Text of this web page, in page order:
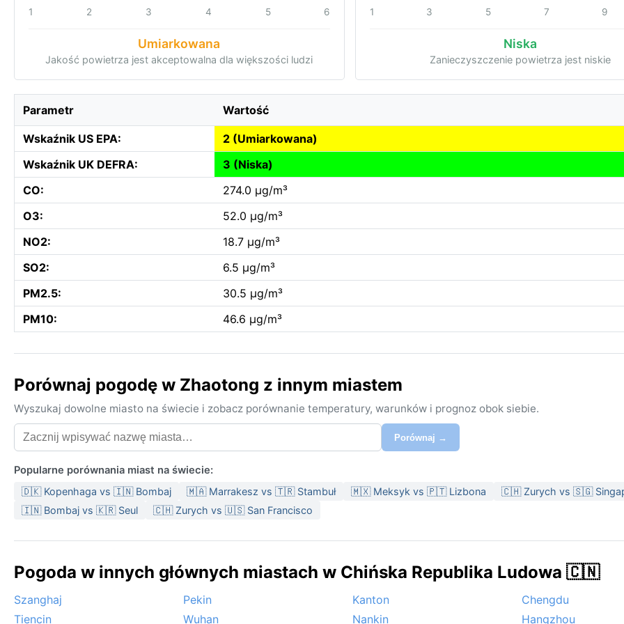
1 2 3 4 5 6
Umiarkowana
Jakość powietrza jest akceptowalna dla większości ludzi
1 3 5 7 9
Niska
Zanieczyszczenie powietrza jest niskie
Parametr Wartość
Wskaźnik US EPA:
2 (Umiarkowana)
Wskaźnik UK DEFRA:
3 (Niska)
CO:
274.0 µg/m³
O3:
52.0 µg/m³
NO2:
18.7 µg/m³
SO2:
6.5 µg/m³
PM2.5:
30.5 µg/m³
PM10:
46.6 µg/m³
Porównaj pogodę w Zhaotong z innym miastem
Wyszukaj dowolne miasto na świecie i zobacz porównanie temperatury, warunków i prognoz obok siebie.
Porównaj →
Popularne porównania miast na świecie:
🇩🇰 Kopenhaga vs 🇮🇳 Bombaj 🇲🇦 Marrakesz vs 🇹🇷 Stambuł 🇲🇽 Meksyk vs 🇵🇹 Lizbona
🇨🇭 Zurych vs 🇸🇬
🇮🇳 Bombaj vs 🇰🇷 Seul
🇨🇭 Zurych vs 🇺🇸 San Francisco
Pogoda w innych głównych miastach w Chińska Republika Ludowa 🇨🇳
Szanghaj Pekin Kanton
Chengdu
Tiencin
Wuhan Nankin Hangzhou